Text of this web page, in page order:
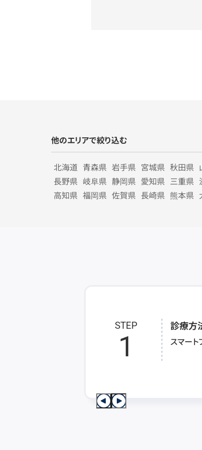
他のエリアで絞り込む
北海道 青森県 岩手県 宮城県 秋田県
長野県 岐阜県 静岡県 愛知県 三重県
高知県 福岡県 佐賀県 長崎県 熊本県
STEP
1
診療方
スマート